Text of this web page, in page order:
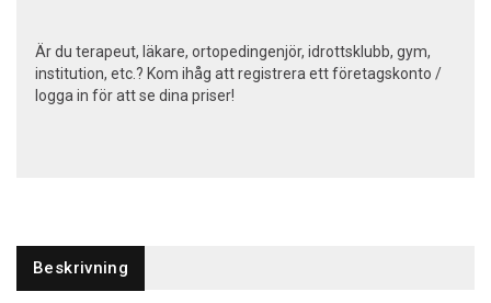
Är du terapeut, läkare, ortopedingenjör, idrottsklubb, gym,
institution, etc.? Kom ihåg att registrera ett företagskonto /
logga in för att se dina priser!
Beskrivning